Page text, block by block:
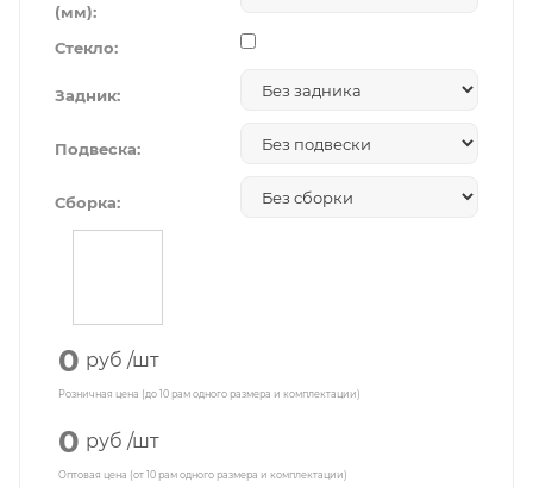
(мм):
Стекло:
Задник:
Подвеска:
Сборка:
0 руб /шт
Розничная цена (до 10 рам одного размера и комплектации)
0 руб /шт
Оптовая цена (от 10 рам одного размера и комплектации)